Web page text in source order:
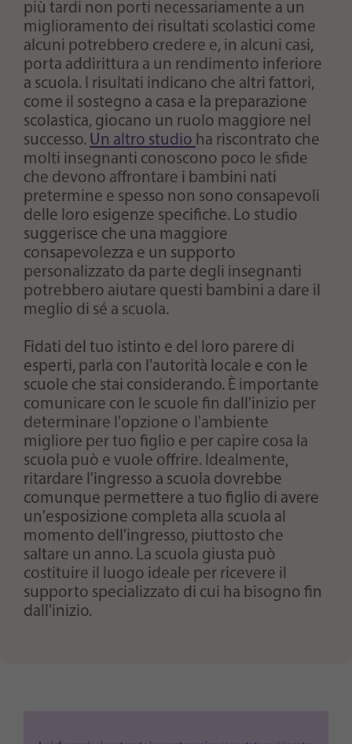
più tardi non porti necessariamente a un
miglioramento dei risultati scolastici come
alcuni potrebbero credere e, in alcuni casi,
porta addirittura a un rendimento inferiore
a scuola. I risultati indicano che altri fattori,
come il sostegno a casa e la preparazione
scolastica, giocano un ruolo maggiore nel
successo. Un altro studio ha riscontrato che
molti insegnanti conoscono poco le sfide
che devono affrontare i bambini nati
pretermine e spesso non sono consapevoli
delle loro esigenze specifiche. Lo studio
suggerisce che una maggiore
consapevolezza e un supporto
personalizzato da parte degli insegnanti
potrebbero aiutare questi bambini a dare il
meglio di sé a scuola.
Fidati del tuo istinto e del loro parere di
esperti, parla con l'autorità locale e con le
scuole che stai considerando. È importante
comunicare con le scuole fin dall'inizio per
determinare l'opzione o l'ambiente
migliore per tuo figlio e per capire cosa la
scuola può e vuole offrire. Idealmente,
ritardare l'ingresso a scuola dovrebbe
comunque permettere a tuo figlio di avere
un'esposizione completa alla scuola al
momento dell'ingresso, piuttosto che
saltare un anno. La scuola giusta può
costituire il luogo ideale per ricevere il
supporto specializzato di cui ha bisogno fin
dall'inizio.